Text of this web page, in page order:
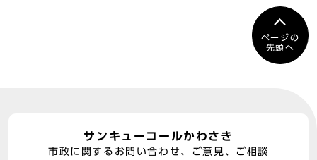
ページの
先頭へ
サンキューコールかわさき
市政に関するお問い合わせ、ご意見、ご相談